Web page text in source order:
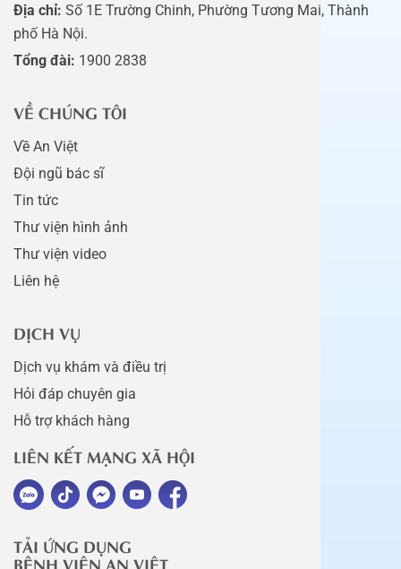
Địa chỉ: Số 1E Trường Chinh, Phường Tương Mai, Thành
phố Hà Nội.
Tổng đài: 1900 2838
VỀ CHÚNG TÔI
Về An Việt
Đội ngũ bác sĩ
Tin tức
Thư viện hình ảnh
Thư viện video
Liên hệ
DỊCH VỤ
Dịch vụ khám và điều trị
Hỏi đáp chuyên gia
Hỗ trợ khách hàng
LIÊN KẾT MẠNG XÃ HỘI
TẢI ỨNG DỤNG
BỆNH VIỆN AN VIỆT